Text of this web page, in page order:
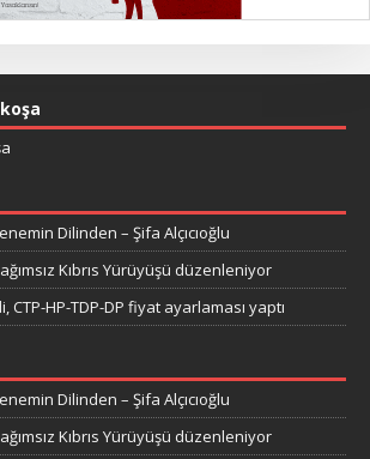
Dilinden – Şifa Alçıcıoğlu
Kıbrıs Yürüyüşü düzenleniyor
CTP-HP-TDP-DP fiyat ayarlaması yaptı
Dilinden – Şifa Alçıcıoğlu
Kıbrıs Yürüyüşü düzenleniyor